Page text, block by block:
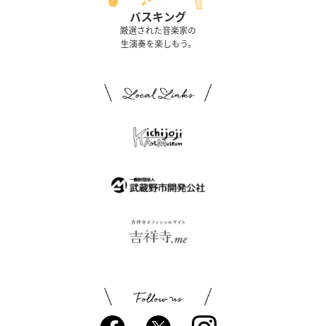
バスキング
厳選された音楽家の
生演奏を楽しもう。